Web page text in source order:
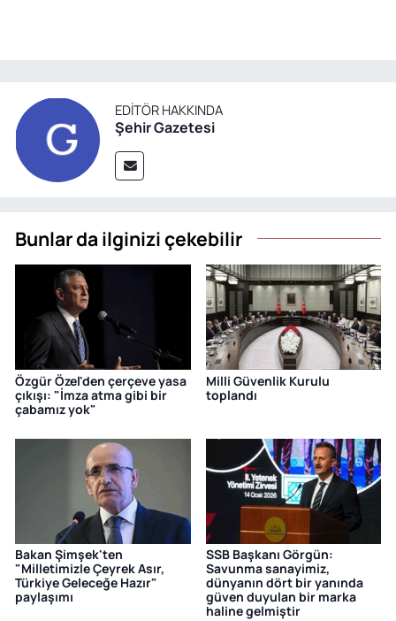
EDITÖR HAKKINDA
Şehir Gazetesi
Bunlar da ilginizi çekebilir
Özgür Özel'den çerçeve yasa
çıkışı: "İmza atma gibi bir
çabamız yok"
Milli Güvenlik Kurulu
toplandı
Bakan Şimşek'ten
"Milletimizle Çeyrek Asır,
Türkiye Geleceğe Hazır"
paylaşımı
SSB Başkanı Görgün:
Savunma sanayimiz,
dünyanın dört bir yanında
güven duyulan bir marka
haline gelmiştir